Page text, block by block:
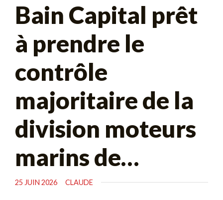
Bain Capital prêt
à prendre le
contrôle
majoritaire de la
division moteurs
marins de…
25 JUIN 2026 CLAUDE